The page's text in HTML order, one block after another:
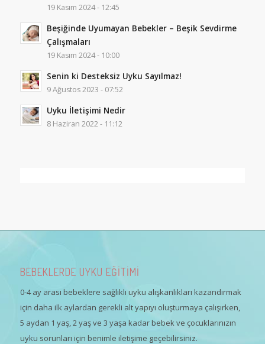
19 Kasım 2024 - 12:45
Beşiğinde Uyumayan Bebekler – Beşik Sevdirme
Çalışmaları
19 Kasım 2024 - 10:00
Senin ki Desteksiz Uyku Sayılmaz!
9 Ağustos 2023 - 07:52
Uyku İletişimi Nedir
8 Haziran 2022 - 11:12
BEBEKLERDE UYKU EĞİTİMİ
0-4 ay arası bebeklere sağlıklı uyku alışkanlıkları kazandırmak
için daha ilk aylardan gerekli alt yapıyı oluşturmaya çalışırken,
5 aydan 1 yaş, 2 yaş ve 3 yaşa kadar bebek ve çocuklarınızın
uyku sorunları için benimle iletişime geçebilirsiniz.